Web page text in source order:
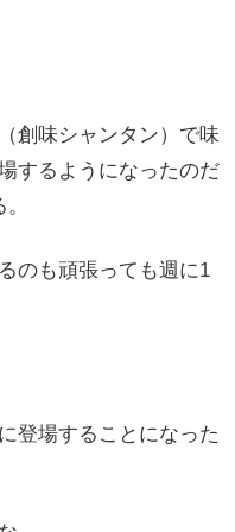
創味シャンタン）で味
するようになったのだ
のも頑張っても週に1
登場することになった